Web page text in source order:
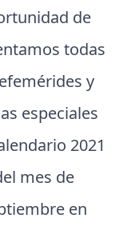
de
todas
y
especiales
2021
mes de
en